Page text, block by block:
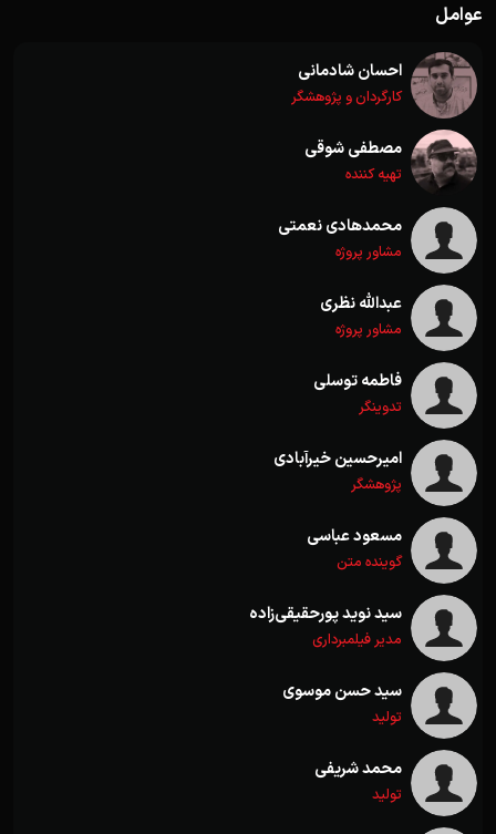
عوامل
احسان شادمانی
کارگردان و پژوهشگر
مصطفی شوقی
تهیه کننده
محمدهادی نعمتی
مشاور پروژه
عبدالله نظری
مشاور پروژه
فاطمه توسلی
تدوینگر
امیرحسین خیرآبادی
پژوهشگر
مسعود عباسی
گوینده متن
سید نوید پورحقیقی‌زاده
مدیر فیلمبرداری
سید حسن موسوی
تولید
محمد شریفی
تولید